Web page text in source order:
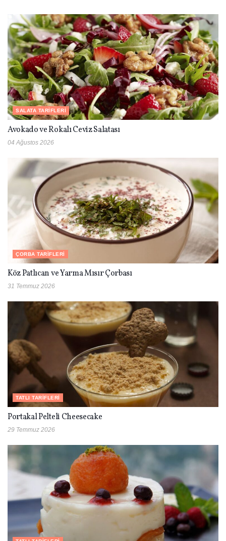
SALATA TARIFLERI
Avokado ve Rokalı Ceviz Salatası
04 Ağustos 2026
ÇORBA TARIFLERI
Köz Patlıcan ve Yarma Mısır Çorbası
31 Temmuz 2026
TATLI TARIFLERI
Portakal Pelteli Cheesecake
29 Temmuz 2026